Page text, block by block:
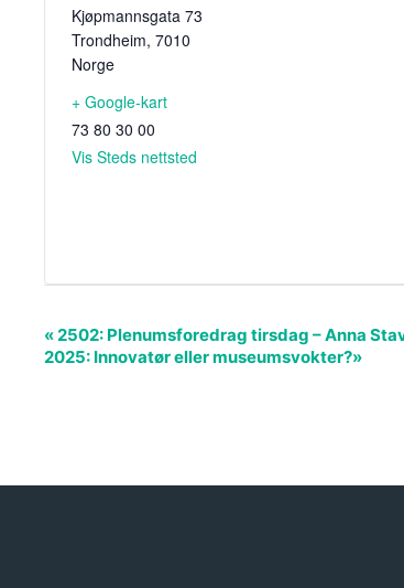
Kjøpmannsgata 73
Trondheim, 7010
Norge
+ Google-kart
73 80 30 00
Vis Steds nettsted
A
n
«2502: Plenumsforedrag tirsdag – Anna
2025: Innovatør eller museumsvokter?»